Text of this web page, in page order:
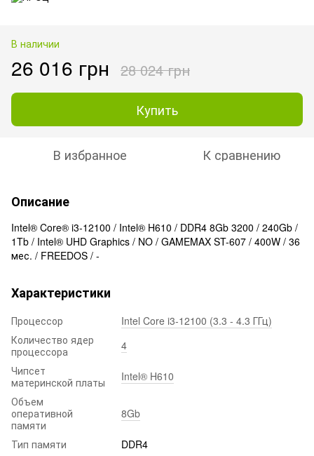
В наличии
26 016 грн 28 024 грн
Купить
В избранное К сравнению
Описание
Intel® Core® i3-12100 / Intel® H610 / DDR4 8Gb 3200 / 240Gb /
1Tb / Intel® UHD Graphics / NO / GAMEMAX ST-607 / 400W / 36
мес. / FREEDOS / -
Характеристики
Процессор
Intel Core i3-12100 (3.3 - 4.3 ГГц)
Количество ядер
процессора
4
Чипсет
материнской платы
Intel® H610
Объем
оперативной
памяти
8Gb
Тип памяти
DDR4